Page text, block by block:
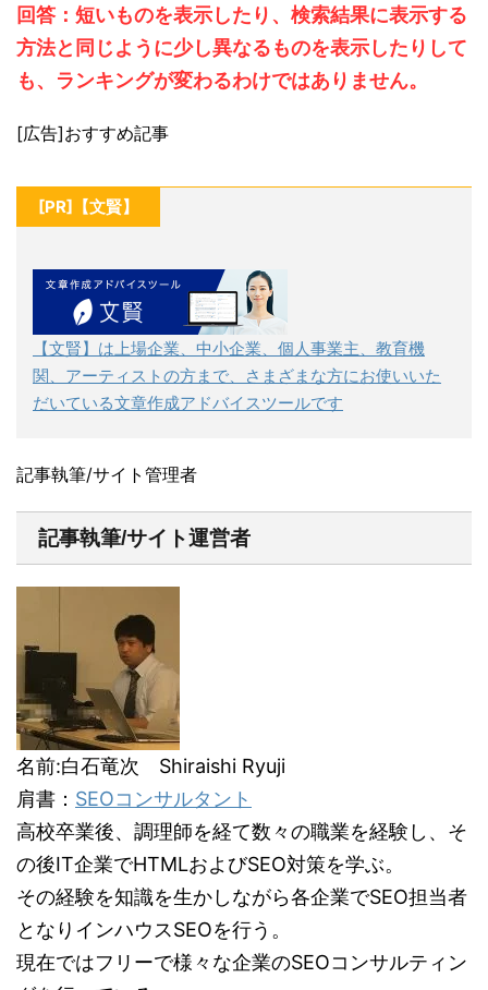
回答：短いものを表示したり、検索結果に表示する
方法と同じように少し異なるものを表示したりして
も、ランキングが変わるわけではありません。
[広告]おすすめ記事
[PR]【文賢】
【文賢】は上場企業、中小企業、個人事業主、教育機
関、アーティストの方まで、さまざまな方にお使いいた
だいている文章作成アドバイスツールです
記事執筆/サイト管理者
記事執筆/サイト運営者
名前:白石竜次 Shiraishi Ryuji
肩書： SEOコンサルタント
高校卒業後、調理師を経て数々の職業を経験し、そ
の後IT企業でHTMLおよびSEO対策を学ぶ。
その経験を知識を生かしながら各企業でSEO担当者
となりインハウスSEOを行う。
現在ではフリーで様々な企業のSEOコンサルティン